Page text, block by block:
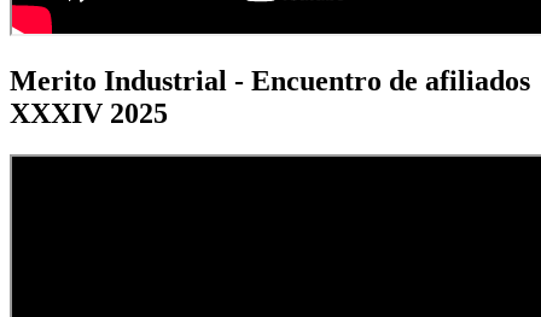
Merito Industrial - Encuentro de afiliados
XXXIV 2025